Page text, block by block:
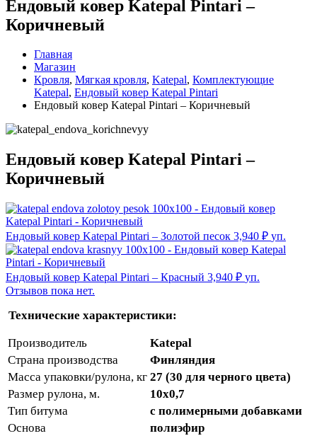
Ендовый ковер Katepal Pintari –
Коричневый
Главная
Магазин
Кровля, Мягкая кровля, Katepal, Комплектующие
Katepal, Ендовый ковер Katepal Pintari
Ендовый ковер Katepal Pintari – Коричневый
Ендовый ковер Katepal Pintari –
Коричневый
Ендовый ковер Katepal Pintari – Золотой песок 3,940 ₽ уп.
Ендовый ковер Katepal Pintari – Красный 3,940 ₽ уп.
Отзывов пока нет.
Технические характеристики:
Производитель
Katepal
Страна производства
Финляндия
Масса упаковки/рулона, кг 27 (30 для черного цвета)
Размер рулона, м.
10х0,7
Тип битума
с полимерными добавками
Основа
полиэфир